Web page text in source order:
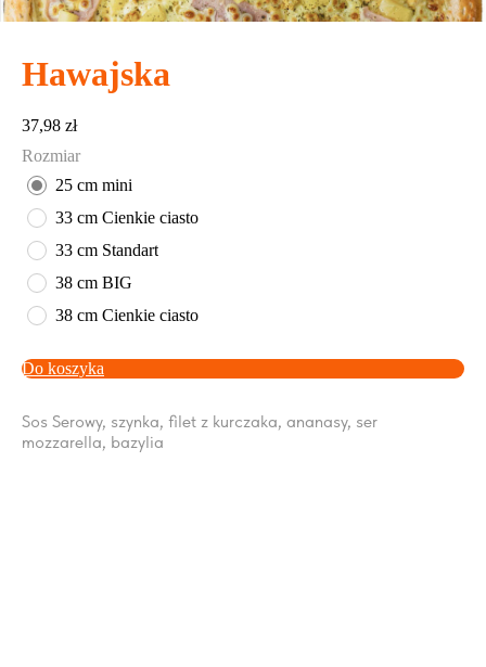
Hawajska
37,98 zł
Rozmiar
25 cm mini
33 cm Cienkie ciasto
33 cm Standart
38 cm BIG
38 cm Cienkie ciasto
Do koszyka
Sos Serowy, szynka, filet z kurczaka, ananasy, ser
mozzarella, bazylia